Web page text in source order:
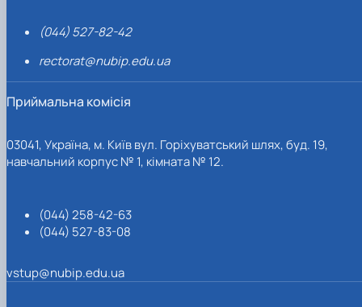
(044) 527-82-42
rectorat@nubip.edu.ua
Приймальна комісія
03041, Україна, м. Київ вул. Горіхуватський шлях, буд. 19,
навчальний корпус № 1, кімната № 12.
(044) 258-42-63
(044) 527-83-08
vstup@nubip.edu.ua